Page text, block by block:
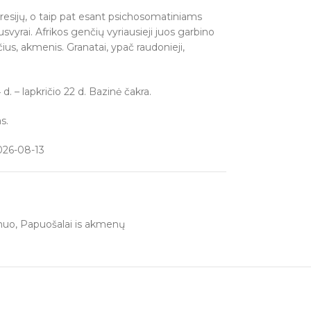
o taip pat esant psichosomatiniams
Afrikos genčių vyriausieji juos garbino
akmenis. Granatai, ypač raudonieji,
– lapkričio 22 d. Bazinė čakra.
08-13
, Papuošalai is akmenų